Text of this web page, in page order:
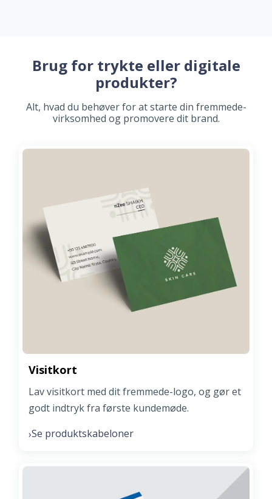
Brug for trykte eller digitale
produkter?
Alt, hvad du behøver for at starte din fremmede-
virksomhed og promovere dit brand.
Visitkort
Lav visitkort med dit fremmede-logo, og gør et
godt indtryk fra første kundemøde.
›Se produktskabeloner